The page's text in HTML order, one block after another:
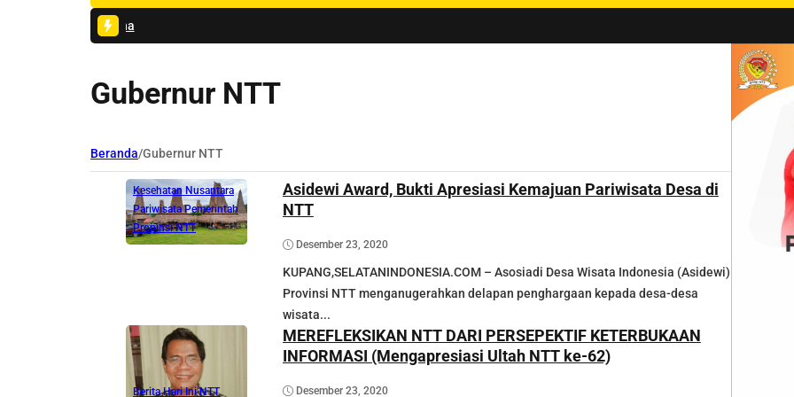
#1 -
Gubernur NTT
Beranda/Gubernur NTT
DaerahEksbis
Gubernur NTT
Kesehatan Nusantara
PariwisataPemerintah
Propinsi NTT
Asidewi Award, Bukti Apresiasi Kemajuan Pariwisata Desa di
NTT
Desember 23, 2020
KUPANG,SELATANINDONESIA.COM – Asosiadi Desa Wisata Indonesia (Asidewi)
Provinsi NTT menganugerahkan delapan penghargaan kepada desa-desa
wisata...
Berita Hari Ini NTT
MEREFLEKSIKAN NTT DARI PERSEPEKTIF KETERBUKAAN
INFORMASI (Mengapresiasi Ultah NTT ke-62)
Desember 23, 2020